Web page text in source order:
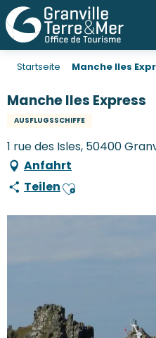
Startseite Manche Iles
Manche Iles Express
AUSFLUGSSCHIFFE
1 rue des Isles, 50400
Anfahrt
TeilenAjouter aux favoris